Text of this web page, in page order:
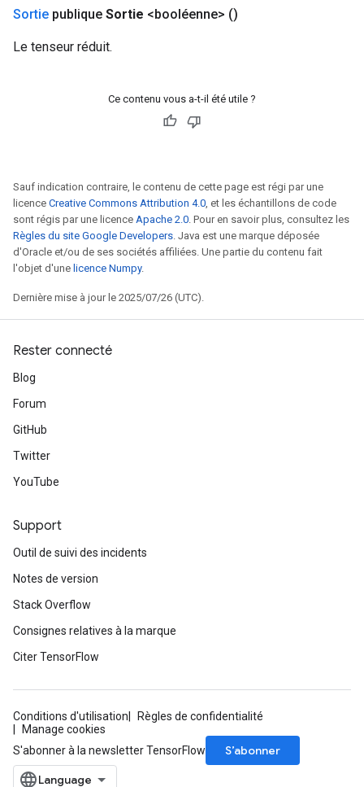
Sortie publique Sortie <booléenne> ()
Le tenseur réduit.
Ce contenu vous a-t-il été utile ?
Sauf indication contraire, le contenu de cette page est régi par une
licence Creative Commons Attribution 4.0, et les échantillons de code
sont régis par une licence Apache 2.0. Pour en savoir plus, consultez les
Règles du site Google Developers. Java est une marque déposée
d'Oracle et/ou de ses sociétés affiliées. Une partie du contenu fait
l'objet d'une licence Numpy.
Dernière mise à jour le 2025/07/26 (UTC).
Rester connecté
Blog
Forum
GitHub
Twitter
YouTube
Support
Outil de suivi des incidents
Notes de version
Stack Overflow
Consignes relatives à la marque
Citer TensorFlow
Conditions d'utilisation
Règles de confidentialité
Manage cookies
S'abonner à la newsletter TensorFlow
S’abonner